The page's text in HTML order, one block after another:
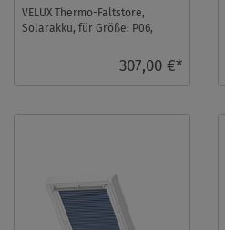
VELUX Thermo-Faltstore,
Solarakku, für Größe: P06,
homecontrol komp ...307,00 €*